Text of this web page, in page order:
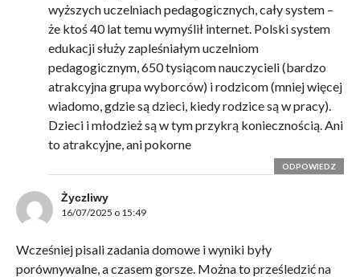
wyższych uczelniach pedagogicznych, cały system –
że ktoś 40 lat temu wymyślił internet. Polski system
edukacji służy zapleśniałym uczelniom
pedagogicznym, 650 tysiącom nauczycieli (bardzo
atrakcyjna grupa wyborców) i rodzicom (mniej więcej
wiadomo, gdzie są dzieci, kiedy rodzice są w pracy).
Dzieci i młodzież są w tym przykrą koniecznością. Ani
to atrakcyjne, ani pokorne
ODPOWIEDZ
Życzliwy
16/07/2025 o 15:49
Wcześniej pisali zadania domowe i wyniki były
porównywalne, a czasem gorsze. Można to prześledzić na